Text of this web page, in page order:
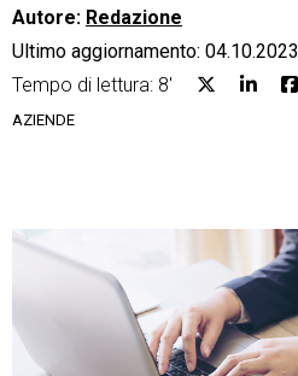
Ecommerce
Financial Solutions
Trust Services
Autore: Redazione
Ultimo aggiornamento: 04.10.2023
Tempo di lettura: 8'
AZIENDE